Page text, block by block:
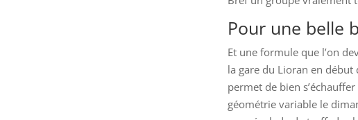
Pour une belle
Et une formule que l’on
la gare du Lioran en début
permet de bien
géométrie variable le